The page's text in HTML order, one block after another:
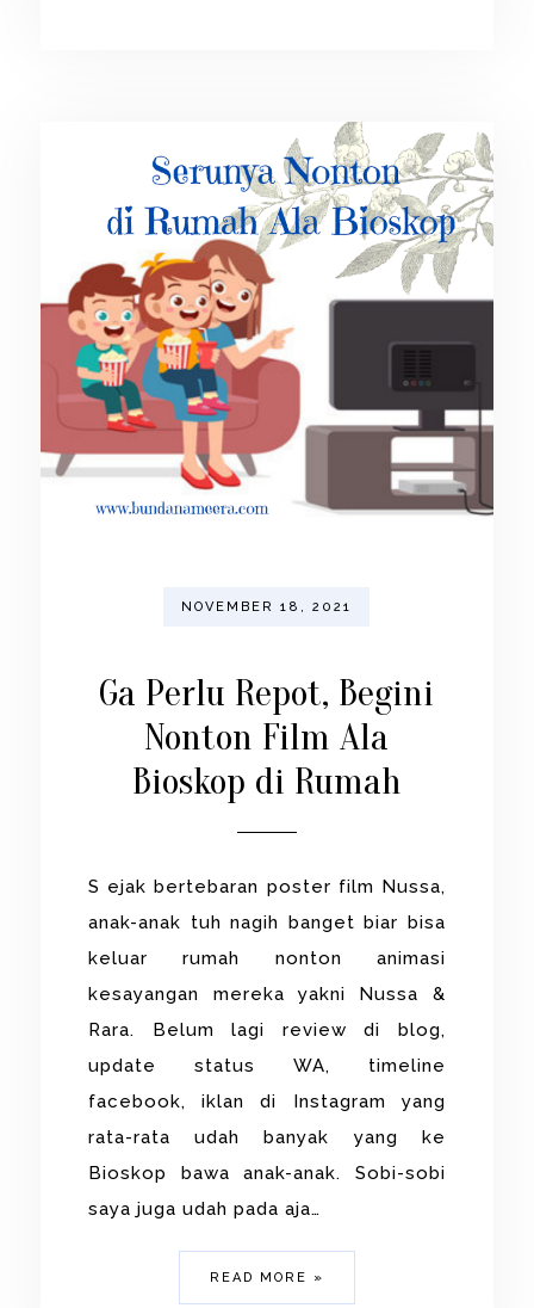
NOVEMBER 18, 2021
Ga Perlu Repot, Begini
Nonton Film Ala
Bioskop di Rumah
S ejak bertebaran poster film Nussa,
anak-anak tuh nagih banget biar bisa
keluar rumah nonton animasi
kesayangan mereka yakni Nussa &
Rara. Belum lagi review di blog,
update status WA, timeline
facebook, iklan di Instagram yang
rata-rata udah banyak yang ke
Bioskop bawa anak-anak. Sobi-sobi
saya juga udah pada aja…
READ MORE »